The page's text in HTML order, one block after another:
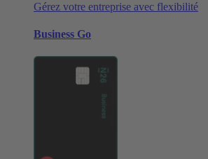
Gérez votre entreprise avec flexibilité
Business Go